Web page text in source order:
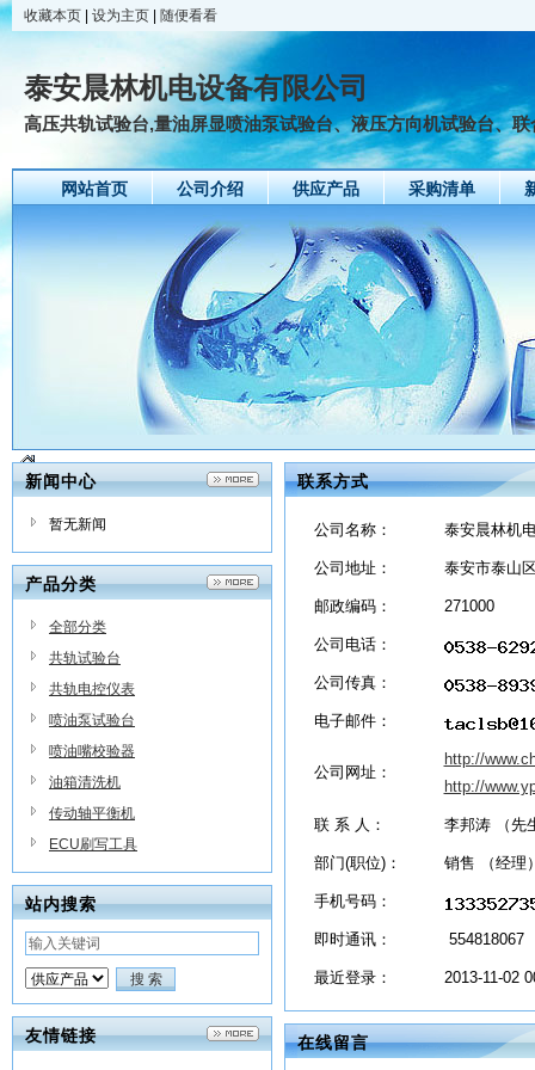
收藏本页 设为主页 随便看看
泰安晨林机电设备有限公司
高压共轨试验台,量油屏显喷油泵试验台、液压方向机试验台、
网站首页 公司介绍 供应产品 采购清单
新闻中心
暂无新闻
产品分类
全部分类
共轨试验台
共轨电控仪表
喷油泵试验台
喷油嘴校验器
油箱清洗机
传动轴平衡机
ECU刷写工具
站内搜索
友情链接
联系方式
公司名称： 泰安晨林机
公司地址： 泰安市泰山
邮政编码： 271000
公司电话：
公司传真：
电子邮件：
公司网址：
http://
http://
联 系 人： 李邦涛 （先
部门(职位)： 销售 （经理
手机号码：
即时通讯： 554818067
最近登录： 2013-11-02
在线留言